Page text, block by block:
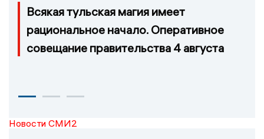
Всякая тульская магия имеет
рациональное начало. Оперативное
совещание правительства 4 августа
Новости СМИ2